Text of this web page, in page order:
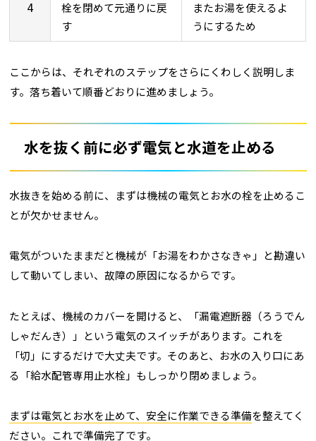
4
栓を閉めて元通りに戻
す
またお湯を使えるよ
うにするため
ここからは、それぞれのステップをさらにくわしく説明しま
す。落ち着いて順番どおりに進めましょう。
水を抜く前に必ず電気と水道を止める
水抜きを始める前に、まずは機械の電気とお水の栓を止めるこ
とが欠かせません。
電気がついたままだと機械が「お湯をわかさなきゃ」と勘違い
して動いてしまい、故障の原因になるからです。
たとえば、機械のカバーを開けると、「漏電遮断器（ろうでん
しゃだんき）」という電気のスイッチがあります。これを
「切」にするだけで大丈夫です。そのあと、お水の入り口にあ
る「給水配管専用止水栓」もしっかり閉めましょう。
まずは電気とお水を止めて、安全に作業できる準備を整えてく
ださい。これで準備完了です。